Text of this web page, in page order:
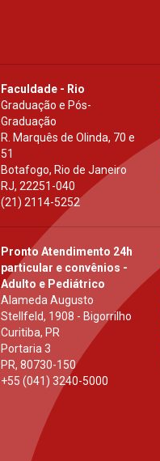
Faculdade - Rio
Graduação e Pós-
Graduação
R. Marquês de Olinda, 70 e
51
Botafogo, Rio de Janeiro
RJ,22251-040
(21) 2114-5252
Pronto Atendimento 24h
particular e convênios -
Adulto e Pediátrico
Alameda Augusto
Stellfeld, 1908 - Bigorrilho
Curitiba, PR
Portaria 3
PR,80730-150
+55 (041) 3240-5000